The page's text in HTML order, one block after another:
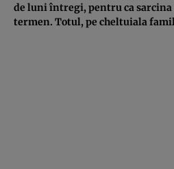
de luni întregi, pentru ca sarcina
termen. Totul, pe cheltuiala